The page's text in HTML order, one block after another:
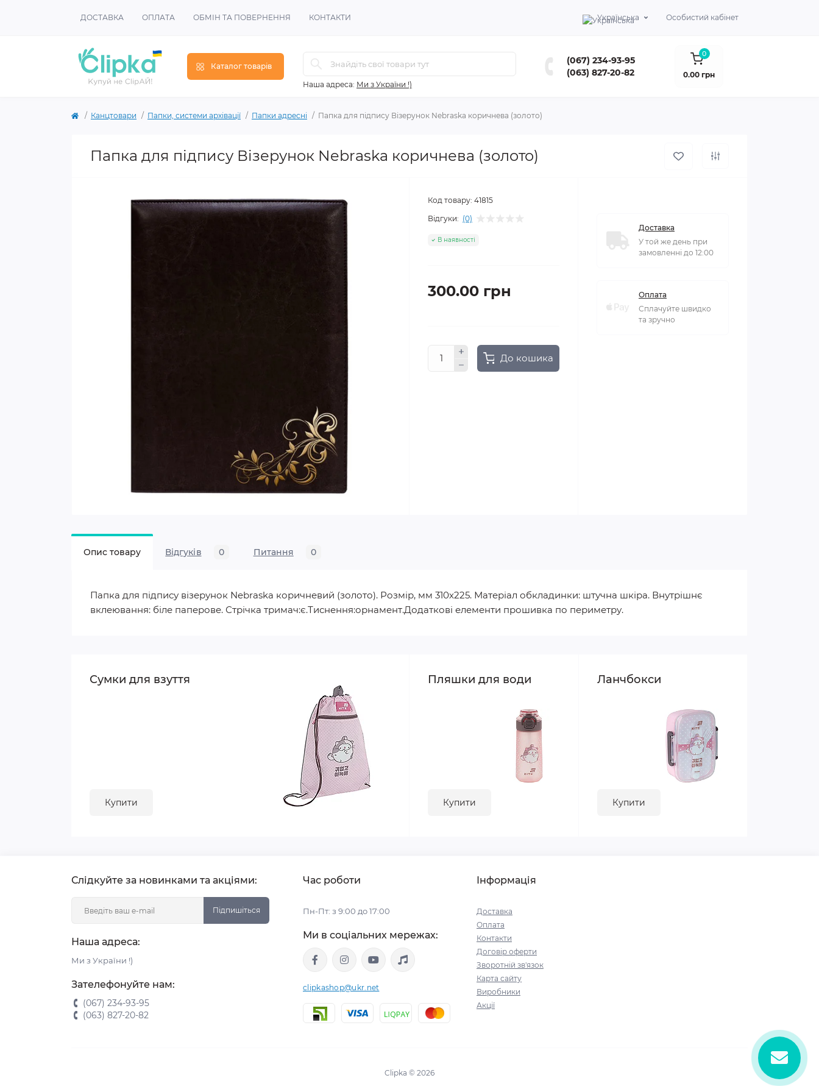
ДОСТАВКА ОПЛАТА ОБМІН ТА ПОВЕРНЕННЯ КОНТАКТИ Українська Особистий кабінет
Каталог товарів
Наша адреса: Ми з України !)
(067) 234-93-95
(063) 827-20-82
0
0.00 грн
Канцтовари Папки, системи архівації Папки адресні Папка для підпису Візерунок Nebraska коричнева (золото)
Папка для підпису Візерунок Nebraska коричнева (золото)
Код товару: 41815
Відгуки: (0)
В наявності
300.00 грн
До кошика
Доставка
У той же день при
замовленні до 12:00
Оплата
Сплачуйте швидко
та зручно
Опис товару Відгуків 0 Питання 0
Папка для підпису візерунок Nebraska коричневий (золото). Розмір, мм 310х225. Матеріал обкладинки: штучна шкіра. Внутрішнє
вклеювання: біле паперове. Стрічка тримач:є.Тиснення:орнамент.Додаткові елементи прошивка по периметру.
Сумки для взуття
Купити
Пляшки для води
Купити
Ланчбокси
Купити
Слідкуйте за новинками та акціями:
Підпишіться
Наша адреса:
Ми з України !)
Зателефонуйте нам:
(067) 234-93-95
(063) 827-20-82
Час роботи
Пн-Пт: з 9:00 до 17:00
Ми в соціальних мережах:
clipkashop@ukr.net
Інформація
Доставка
Оплата
Контакти
Договір оферти
Зворотній зв'язок
Карта сайту
Виробники
Акції
Clipka © 2026